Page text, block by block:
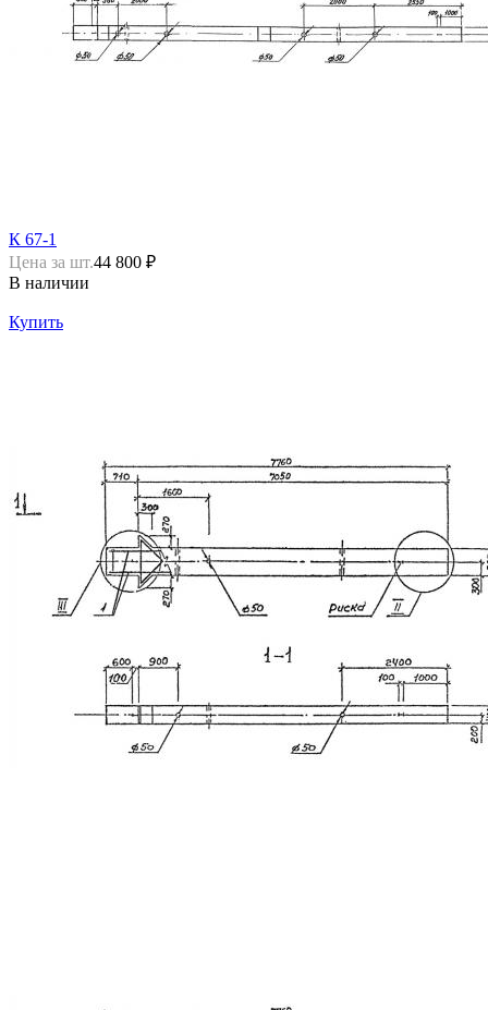
К 67-1
Цена за шт.44 800 ₽
В наличии
Купить